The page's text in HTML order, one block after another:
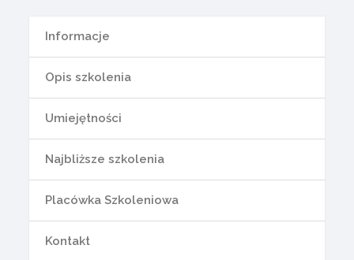
Informacje
Opis szkolenia
Umiejętności
Najbliższe szkolenia
Placówka Szkoleniowa
Kontakt